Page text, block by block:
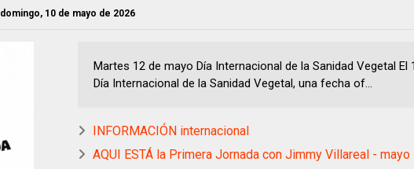
domingo, 10 de mayo de 2026
Martes 12 de mayo Día Internacional de la Sanidad Vegetal El
Día Internacional de la Sanidad Vegetal, una fecha of...
INFORMACIÓN internacional
AQUI ESTÁ la Primera Jornada con Jimmy Villareal -